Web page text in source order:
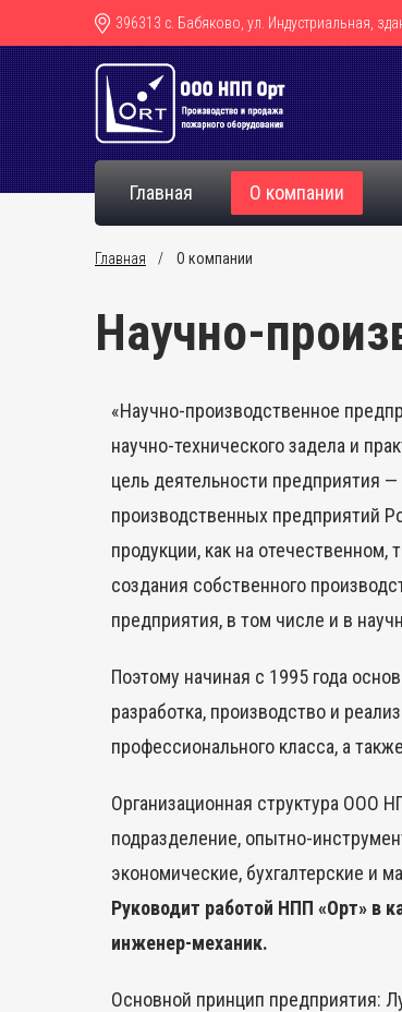
396313 с. Бабяково, ул. Индустриальная,
Главная О компании
Главная О компании
Научно-
«Научно-производственное
научно-технического задела и
цель деятельности предприятия
производственных предприятий
продукции, как на
создания собственного
предприятия, в том числе и в
Поэтому начиная с 1995 года
разработка, производство и
профессионального класса, а
Организационная структура ООО
подразделение, опытно-
экономические, бухгалтерские и
Руководит работой НПП «Орт» в
инженер-механик.
Основной принцип предприятия: